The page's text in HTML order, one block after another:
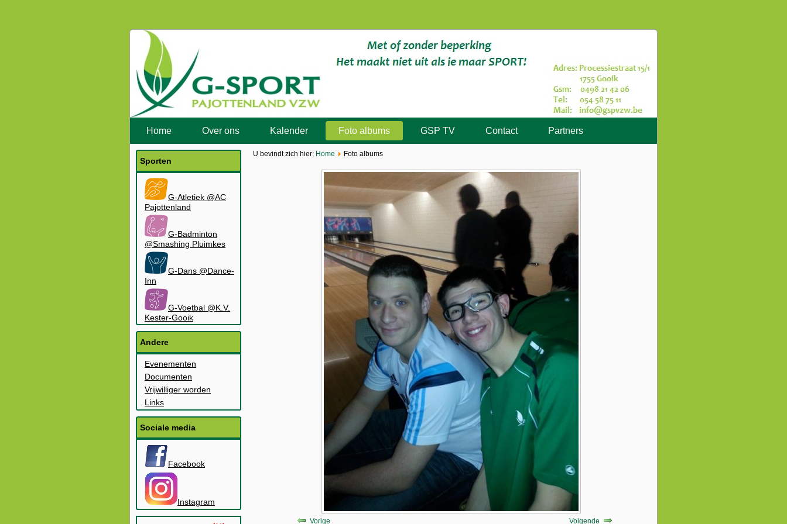
Home Over ons Kalender Foto albums GSP TV Contact Partners
Sporten
G-Atletiek @AC
Pajottenland
G-Badminton
@Smashing Pluimkes
G-Dans @Dance-
Inn
G-Voetbal @K.V.
Kester-Gooik
Andere
Evenementen
Documenten
Vrijwilliger worden
Links
Sociale media
Facebook
Instagram
U bevindt zich hier: Home Foto albums
Vorige Volgende